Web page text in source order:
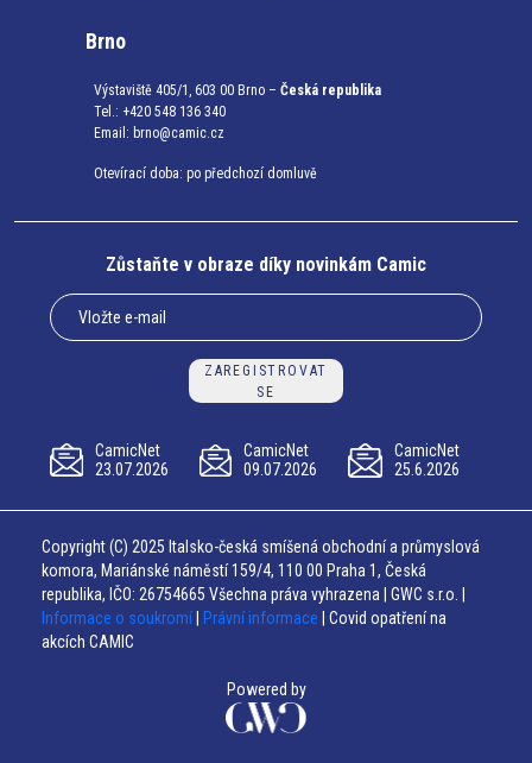
Brno
Výstaviště 405/1, 603 00 Brno – Česká republika
Tel.: +420 548 136 340
Email: brno@camic.cz
Otevírací doba: po předchozí domluvě
Zůstaňte v obraze díky novinkám Camic
ZAREGISTROVAT
SE
CamicNet
23.07.2026
CamicNet
09.07.2026
CamicNet
25.6.2026
Copyright (C) 2025 Italsko-česká smíšená obchodní a průmyslová
komora, Mariánské náměstí 159/4, 110 00 Praha 1, Česká
republika, IČO: 26754665 Všechna práva vyhrazena | GWC s.r.o. |
Informace o soukromí
Právní informace | Covid opatření na
akcích CAMIC
Powered by